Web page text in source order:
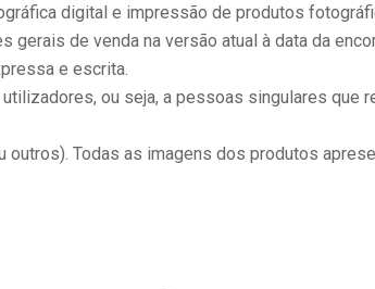
digital e impressão de produtos
de venda na versão atual à data da
e escrita.
ou seja, a pessoas singulares
Todas as imagens dos produtos